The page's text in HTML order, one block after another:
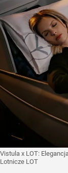
Vistula x LOT:
Lotnicze LOT